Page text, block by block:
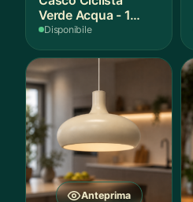
Verde Acqua - 1
Pezzo
Disponibile
Anteprima